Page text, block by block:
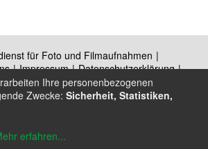
für Foto und Filmaufnahmen
Impressum
Datenschutzerklärung
Wings®
Ihre personenbezogenen
Zwecke: Sicherheit, Statistiken,
erfahren...